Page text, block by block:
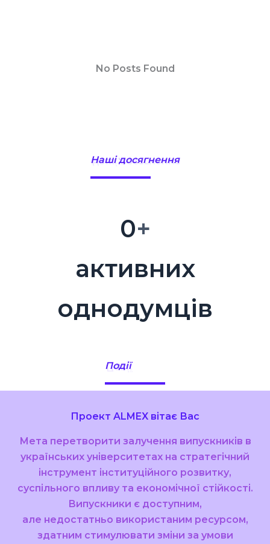
No Posts Found
Наші досягнення
0+
активних
однодумців
Події
Проект ALMEX вітає Вас
Мета перетворити залучення випускників в
українських університетах на стратегічний
інструмент інституційного розвитку,
суспільного впливу та економічної стійкості.
Випускники є доступним,
але недостатньо використаним ресурсом,
здатним стимулювати зміни за умови